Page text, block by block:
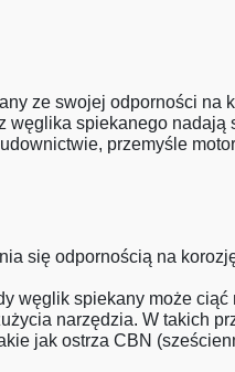
ze swojej odporności na
węglika spiekanego nadają
przemyśle
się odpornością na
węglik spiekany może
narzędzia. W takich
jak ostrza CBN